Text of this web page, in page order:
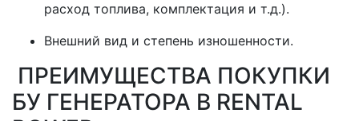
расход топлива, комплектация и т.д.).
Внешний вид и степень изношенности.
ПРЕИМУЩЕСТВА ПОКУПКИ
БУ ГЕНЕРАТОРА В RENTAL